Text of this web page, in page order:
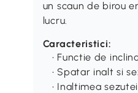
un scaun de birou
lucru.
Caracteristici:
• Functie de
• Spatar inalt si
• Inaltimea